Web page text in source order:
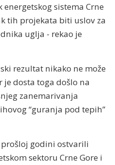
sistema Crne
tih projekata biti uslov za
uglja - rekao je
rezultat nikako ne može
dosta toga došlo na
zanemarivanja
“guranja pod tepih”
prošloj godini ostvarili
sektoru Crne Gore i